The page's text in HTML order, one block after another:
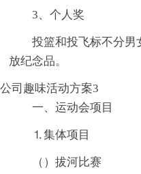
3、个人奖
投篮和投飞标不分男
放纪念品。
公司趣味活动方案3
一、运动会项目
⒈集体项目
（）拔河比赛